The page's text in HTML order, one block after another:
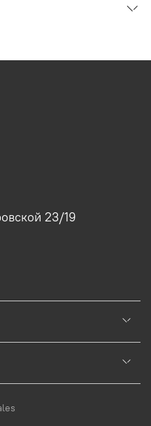
23/19